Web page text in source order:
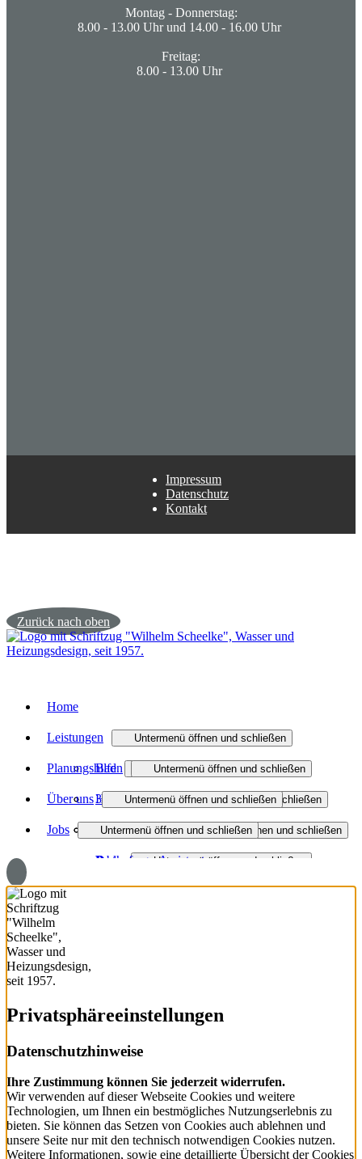
Montag - Donnerstag:
8.00 - 13.00 Uhr und 14.00 - 16.00 Uhr
Freitag:
8.00 - 13.00 Uhr
Impressum
Datenschutz
Kontakt
Zurück nach oben
Home
Leistungen Untermenü öffnen und schließen
Bad Untermenü öffnen und schließen
Badmodernisierung
Barrierefreies Bad
Badinspiration und Musterbäder
Badanfrage
Heizung Untermenü öffnen und schließen
Heizungsmodernisierung
Öl- und Gasheizung
Brennstoffzelle
Haustechnik Untermenü öffnen und schließen
Wasser / Trinkwasser
Service Haustechnik
Dach Untermenü öffnen und schließen
Photovoltaik
Holz
Steildach
Bauklempnerei
Dachfenster und Lichtlösung
Planungshilfen Untermenü öffnen und schließen
3D-Badplaner
Heizungsanfrage-Assistent
Badanfrage-Assistent
Virtueller Showroom
Über uns Untermenü öffnen und schließen
Unternehmen
Partner
Downloads
Jobs Untermenü öffnen und schließen
Jobs
Ausbildung
Privatsphäre­einstellungen
Datenschutzhinweise
Ihre Zustimmung können Sie jederzeit widerrufen.
Wir verwenden auf dieser Webseite Cookies und weitere
Technologien, um Ihnen ein bestmögliches Nutzungserlebnis zu
bieten. Sie können das Setzen von Cookies auch ablehnen und
unsere Seite nur mit den technisch notwendigen Cookies nutzen.
Weitere Informationen, sowie eine detaillierte Übersicht der Cookies